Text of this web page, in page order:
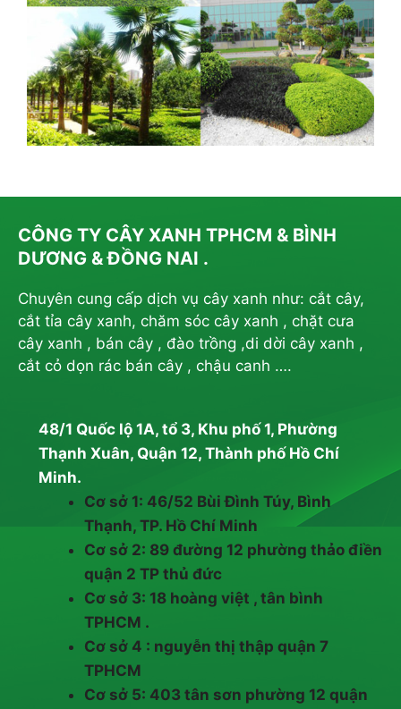
CÔNG TY CÂY XANH TPHCM & BÌNH
DƯƠNG & ĐỒNG NAI .
Chuyên cung cấp dịch vụ cây xanh như: cắt cây,
cắt tỉa cây xanh, chăm sóc cây xanh , chặt cưa
cây xanh , bán cây , đào trồng ,di dời cây xanh ,
cắt cỏ dọn rác bán cây , chậu canh ….
48/1 Quốc lộ 1A, tổ 3, Khu phố 1, Phường
Thạnh Xuân, Quận 12, Thành phố Hồ Chí
Minh.
Cơ sở 1: 46/52 Bùi Đình Túy, Bình
Thạnh, TP. Hồ Chí Minh
Cơ sở 2: 89 đường 12 phường thảo điền
quận 2 TP thủ đức
Cơ sở 3: 18 hoàng việt , tân bình
TPHCM .
Cơ sở 4 : nguyễn thị thập quận 7
TPHCM
Cơ sở 5: 403 tân sơn phường 12 quận